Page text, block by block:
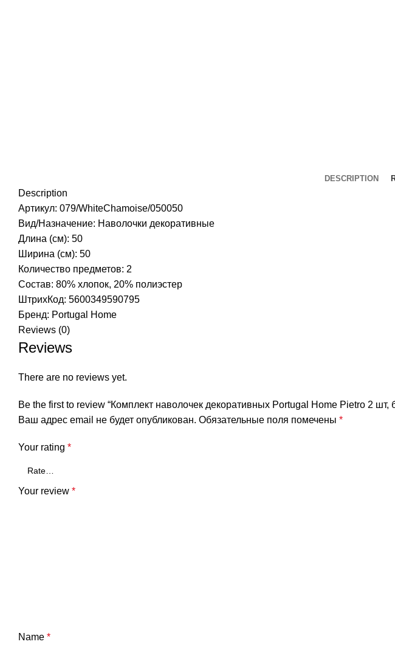
DESCRIPTION
Description
Артикул: 079/WhiteChamoise/050050
Вид/Назначение: Наволочки декоративные
Длина (см): 50
Ширина (см): 50
Количество предметов: 2
Состав: 80% хлопок, 20% полиэстер
ШтрихКод: 5600349590795
Бренд: Portugal Home
Reviews (0)
Reviews
There are no reviews yet.
Be the first to review “Комплект наволочек декоративных Portugal Home Pietro 2 шт,
Ваш адрес email не будет опубликован. Обязательные поля помечены *
Your rating *
Your review *
Name *